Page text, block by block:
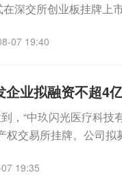
深交所创业板挂牌上
07 19:40
企业拟融资不超4
，“中玖闪光医疗科
权交易所挂牌。公司
19:35